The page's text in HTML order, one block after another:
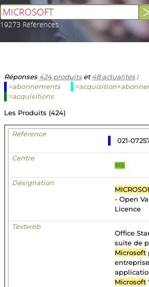
19273 Références
Réponses424 produitset48 actualités:
=abonnements
=acquisitions
Les Produits (424)
021-
MS
- Open
Licence
Office
suite de
Microsoft
Microsoft